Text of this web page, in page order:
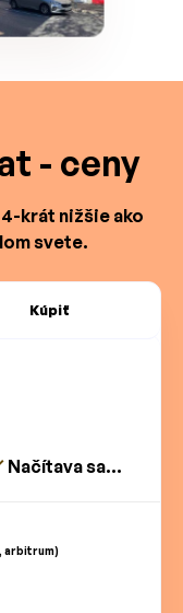
- ceny
4-krát nižšie ako
svete.
Kúpiť
Načítava sa...
arbitrum)